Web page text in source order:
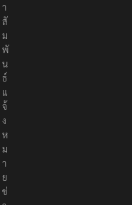
า
สั
ม
พั
น
ธ์
แ
จ้
ง
ห
ม
า
ย
ข่